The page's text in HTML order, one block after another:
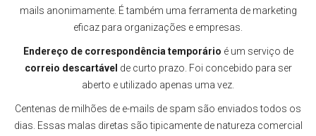
mails anonimamente. É também uma ferramenta de marketing
eficaz para organizações e empresas.
Endereço de correspondência temporário é um serviço de
correio descartável de curto prazo. Foi concebido para ser
aberto e utilizado apenas uma vez.
Centenas de milhões de e-mails de spam são enviados todos os
dias. Essas malas diretas são tipicamente de natureza comercial